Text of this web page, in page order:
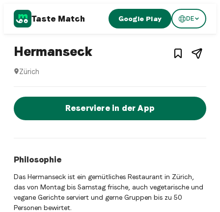
Taste Match Google Play DE
Swiss restaurant 1 3
Hermanseck– Restaurant in
Zürich
Jetzt sofort einen Tisch
Reserviere in der App
Philosophie
Das Hermanseck ist ein gemütliches Restaurant in Zürich,
das von Montag bis Samstag frische, auch vegetarische und
vegane Gerichte serviert und gerne Gruppen bis zu 50
Personen bewirtet.